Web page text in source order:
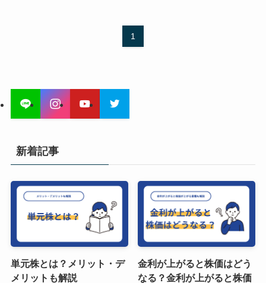
1
新着記事
単元株とは？メリット・デ
メリットも解説
金利が上がると株価はどう
なる？金利が上がると株価